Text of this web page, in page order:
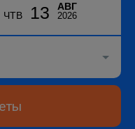
ЧТВ 13 АВГ
2026